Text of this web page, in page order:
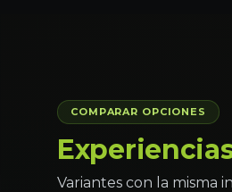
COMPARAR OPCIONES
Variantes con la misma